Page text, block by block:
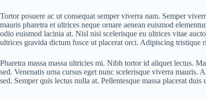
Tortor posuere ac ut consequat semper viverra nam. Semper
mauris pharetra et ultrices neque ornare aenean euismod
odio euismod lacinia at. Nisl nisi scelerisque eu ultrices vitae
ultrices gravida dictum fusce ut placerat orci. Adipiscing tristique
Pharetra massa massa ultricies mi. Nibh tortor id aliquet lectus.
sed. Venenatis urna cursus eget nunc scelerisque viverra
sed. Semper quis lectus nulla at. Pellentesque massa placerat duis